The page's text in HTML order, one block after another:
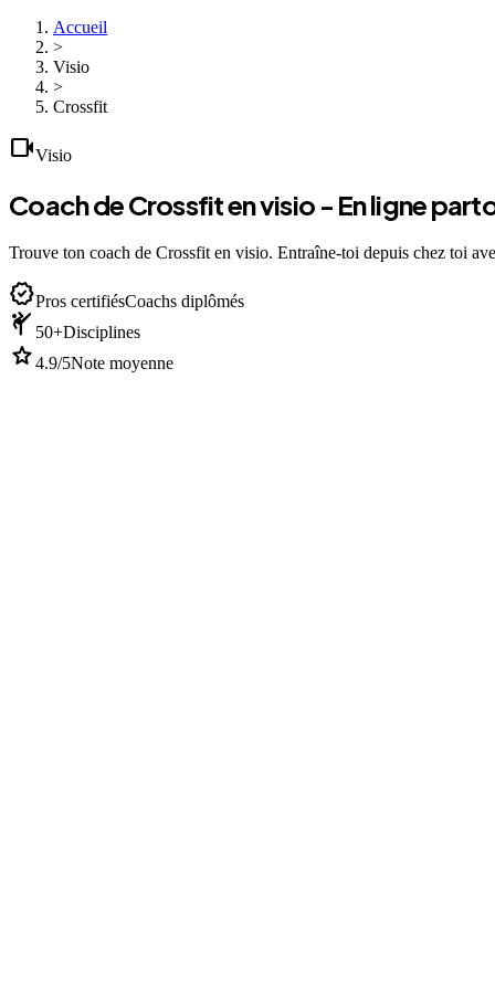
Accueil
>
Visio
>
Crossfit
videocamVisio
Coach de Crossfit en visio - En ligne
Trouve ton coach de Crossfit en visio. Entraîne-toi depuis chez toi
verifiedPros certifiésCoachs diplômés
sports_martial_arts 50+Disciplines
star4.9/5Note moyenne